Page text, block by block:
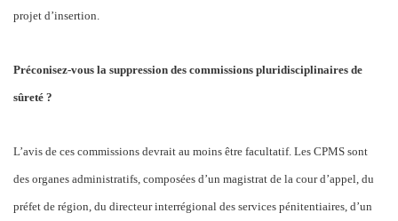
projet d’insertion.
Préconisez-vous la suppression des commissions pluridisciplinaires de
sûreté ?
L’avis de ces commissions devrait au moins être facultatif. Les CPMS sont
des organes administratifs, composées d’un magistrat de la cour d’appel, du
préfet de région, du directeur interrégional des services pénitentiaires, d’un